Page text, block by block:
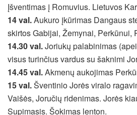
Įšventimas į Romuvius. Lietuvos
14 val.Aukuro įkūrimas Dangaus
skirtos Gabijai, Žemynai, Perkūnui,
14.30 val.Joriukų palabinimas
visus turinčius vardus su šaknimi
14.45 val.Akmenų aukojimas
15 val.Šventinio Jorės viralo
Vaišės, Joručių ridenimas. Jorės
Supimasis. Šokimas lenton.